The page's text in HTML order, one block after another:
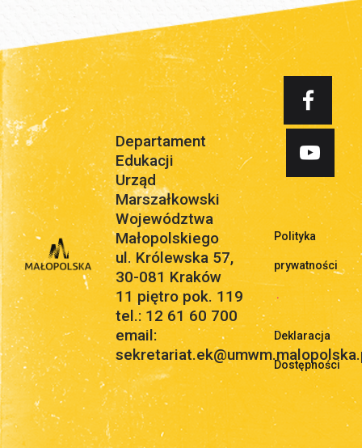
Departament
Edukacji
Urząd
Marszałkowski
Województwa
Małopolskiego
ul. Królewska 57,
30-081 Kraków
11 piętro pok. 119
tel.: 12 61 60 700
email:
Polityka
prywatności
.
Deklaracja
Dostępności